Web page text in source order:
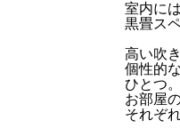
室内に
黒畳ス
高い吹
個性的
ひとつ
お部屋
それぞ